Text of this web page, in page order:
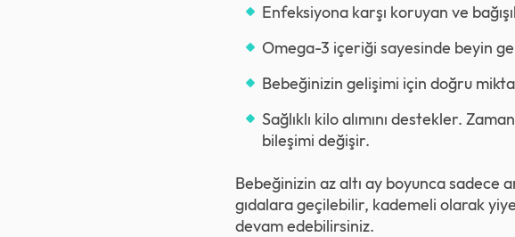
Enfeksiyona karşı koruyan ve
Omega-3 içeriği sayesinde beyin
Bebeğinizin gelişimi için doğru
Sağlıklı kilo alımını destekler.
bileşimi değişir.
Bebeğinizin az altı ay boyunca sadece
gıdalara geçilebilir, kademeli olarak
devam edebilirsiniz.